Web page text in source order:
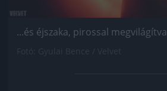
...és éjszaka, pirossal megvilágítva